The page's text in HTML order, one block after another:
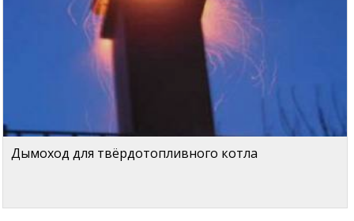
Дымоход для твёрдотопливного котла